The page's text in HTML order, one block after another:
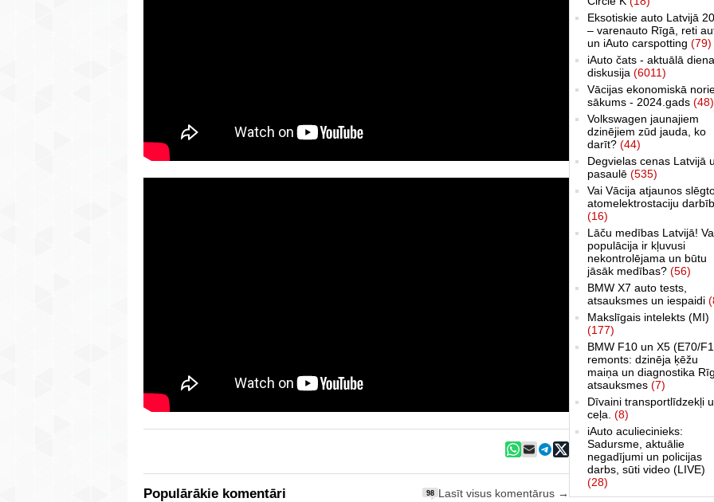
Populārākie komentāri 98 Lasīt visus komentārus →
Eksotiskie auto Latvijā
– varenauto Rīgā, reti
un iAuto carspotting (79)
iAuto čats - aktuālā
diskusija (6011)
Vācijas ekonomiskā
sākums - 2024.gads (48)
Volkswagen jaunajiem
dzinējiem zūd jauda, ko
darīt? (44)
Degvielas cenas Latvijā
pasaulē (535)
Vai Vācija atjaunos
atomelektrostaciju
(16)
Lāču medības Latvijā!
populācija ir kļuvusi
nekontrolējama un būtu
jāsāk medības? (56)
BMW X7 auto tests,
atsauksmes un iespaidi
Makslīgais intelekts (MI)
(177)
BMW F10 un X5 (E70/
remonts: dzinēja ķēžu
maiņa un diagnostika
atsauksmes (7)
Dīvaini transportlīdzekļi
ceļa. (8)
iAuto aculiecinieks:
Sadursme, aktuālie
negadījumi un policijas
darbs, sūti video (LIVE)
(28)